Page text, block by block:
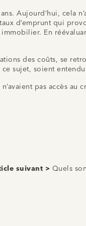
Aujourd’hui, cela
d’emprunt qui
En
des coûts, se
sujet, soient
pas accès
suivant > Quels